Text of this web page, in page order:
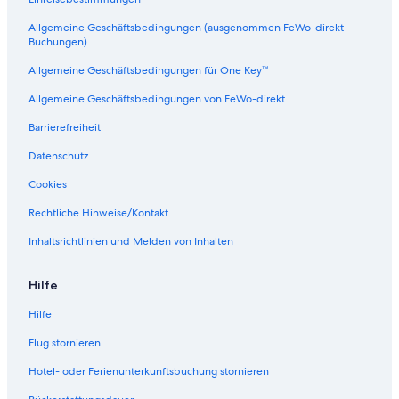
o
V
a
l
r
a
e
a
n
i
w
L
u
x
u
i
u
R
e
s
r
2
B
R
o
d
w
/
P
o
l
G
m
&
B
r
P
n
n
a
l
2
7
Allgemeine Geschäftsbedingungen (ausgenommen FeWo-direkt-
Buchungen)
Allgemeine Geschäftsbedingungen für One Key™
Allgemeine Geschäftsbedingungen von FeWo-direkt
Barrierefreiheit
Datenschutz
Cookies
Rechtliche Hinweise/Kontakt
Inhaltsrichtlinien und Melden von Inhalten
Hilfe
Hilfe
Flug stornieren
Hotel- oder Ferienunterkunftsbuchung stornieren